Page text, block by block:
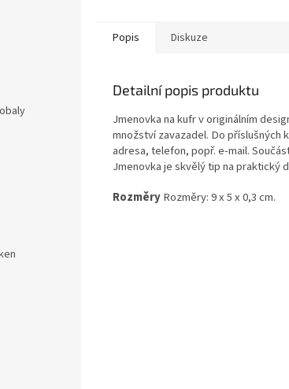
Popis Diskuze
Detailní popis produktu
Jmenovka na kufr v originálním
množství zavazadel. Do příslušných
adresa, telefon, popř. e-mail.
Jmenovka je skvělý tip na praktický
RozměryRozměry: 9 x 5 x 0,3 cm.